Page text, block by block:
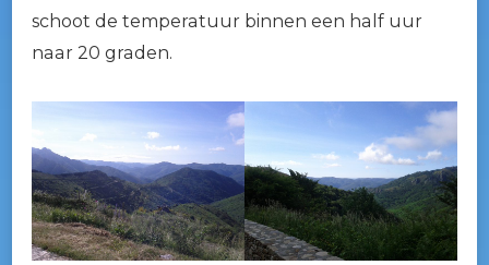
schoot de temperatuur binnen een half uur
naar 20 graden.